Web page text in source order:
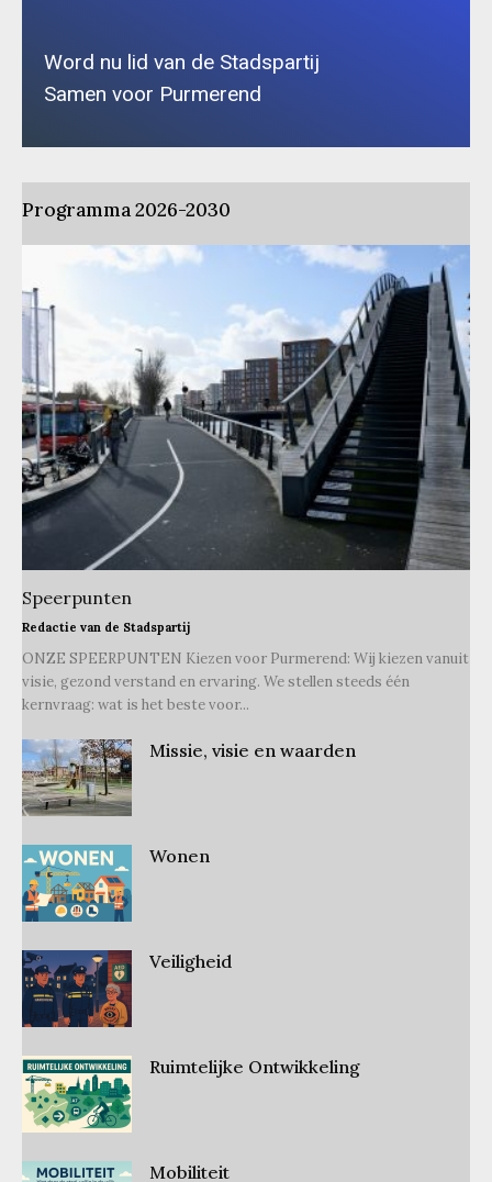
Word nu lid van de Stadspartij
Samen voor Purmerend
Programma 2026-2030
Speerpunten
Redactie van de Stadspartij
ONZE SPEERPUNTEN Kiezen voor Purmerend: Wij kiezen vanuit
visie, gezond verstand en ervaring. We stellen steeds één
kernvraag: wat is het beste voor...
Missie, visie en waarden
Wonen
Veiligheid
Ruimtelijke Ontwikkeling
Mobiliteit